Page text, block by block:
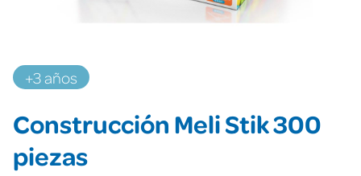
+3 años
Construcción Meli Stik 300
piezas